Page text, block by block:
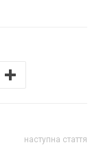
наступна стаття